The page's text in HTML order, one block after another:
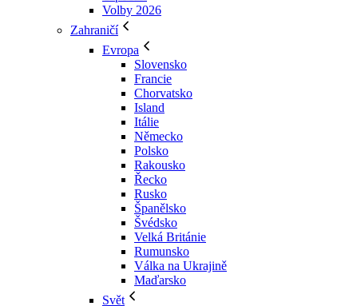
Volby 2026
Zahraničí
Evropa
Slovensko
Francie
Chorvatsko
Island
Itálie
Německo
Polsko
Rakousko
Řecko
Rusko
Španělsko
Švédsko
Velká Británie
Rumunsko
Válka na Ukrajině
Maďarsko
Svět